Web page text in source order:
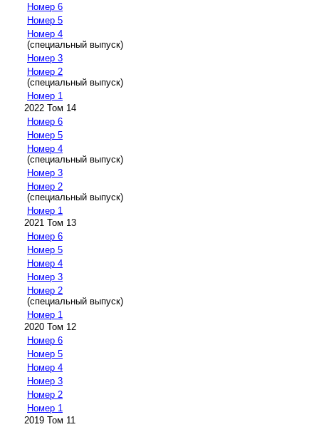
Номер 6
Номер 5
Номер 4
(специальный выпуск)
Номер 3
Номер 2
(специальный выпуск)
Номер 1
2022 Том 14
Номер 6
Номер 5
Номер 4
(специальный выпуск)
Номер 3
Номер 2
(специальный выпуск)
Номер 1
2021 Том 13
Номер 6
Номер 5
Номер 4
Номер 3
Номер 2
(специальный выпуск)
Номер 1
2020 Том 12
Номер 6
Номер 5
Номер 4
Номер 3
Номер 2
Номер 1
2019 Том 11